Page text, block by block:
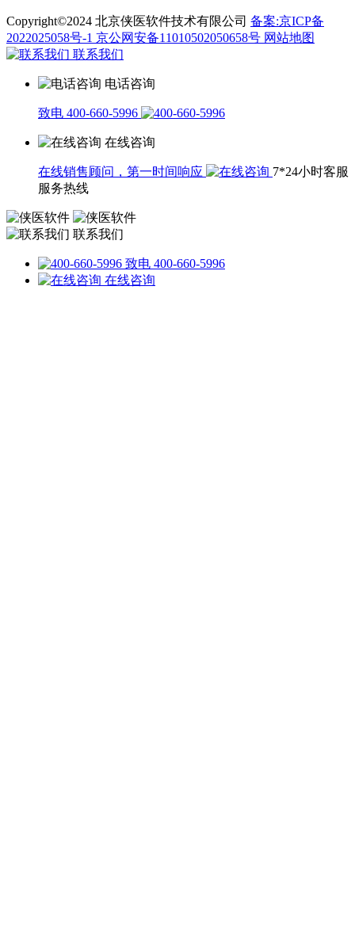
Copyright©2024 北京侠医软件技术有限公司 备案:京ICP备
2022025058号-1 京公网安备11010502050658号 网站地图
联系我们
电话咨询
致电 400-660-5996
在线咨询
在线销售顾问，第一时间响应
7*24小时客服
服务热线
联系我们
致电 400-660-5996
在线咨询